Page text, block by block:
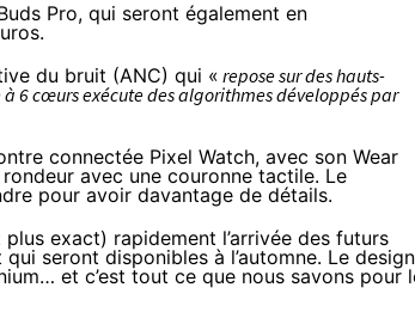
Pro, qui seront également en
du bruit (ANC) qui « repose sur des hauts-
6 cœurs exécute des algorithmes développés par
connectée Pixel Watch, avec son Wear
avec une couronne tactile. Le
pour avoir davantage de détails.
exact) rapidement l’arrivée des futurs
qui seront disponibles à l’automne. Le design
et c’est tout ce que nous savons pour